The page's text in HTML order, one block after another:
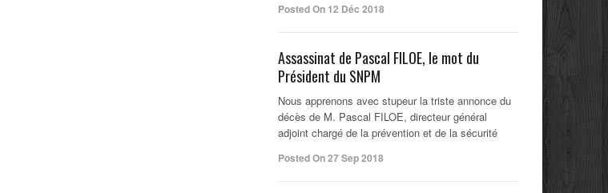
Posted On 12 Déc 2018
Assassinat de Pascal FILOE, le mot du
Président du SNPM
Nous apprenons avec stupeur la triste annonce du
décès de M. Pascal FILOE, directeur général
adjoint chargé de la prévention et de la sécurité
Posted On 27 Sep 2018